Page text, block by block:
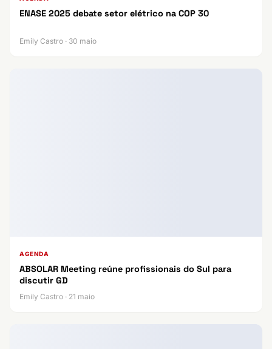
ENASE 2025 debate setor elétrico na COP 30
Emily Castro · 30 maio
AGENDA
ABSOLAR Meeting reúne profissionais do Sul para
discutir GD
Emily Castro · 21 maio